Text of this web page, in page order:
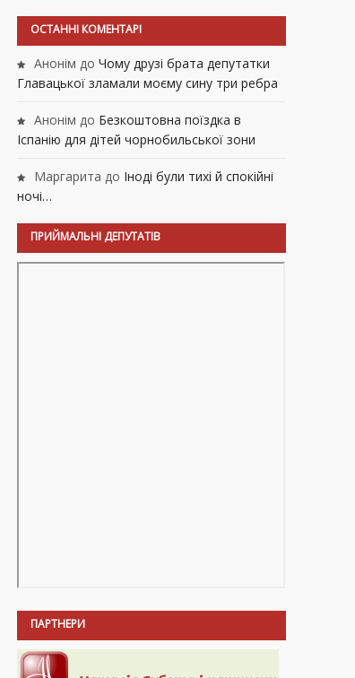
ОСТАННІ КОМЕНТАРІ
Анонім до Чому друзі брата депутатки
Главацької зламали моєму сину три ребра
Анонім до Безкоштовна поїздка в
Іспанію для дітей чорнобильської зони
Маргарита до Іноді були тихі й спокійні
ночі…
ПРИЙМАЛЬНІ ДЕПУТАТІВ
ПАРТНЕРИ